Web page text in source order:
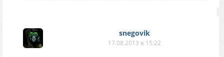
snegovik
17.08.2013 в 15:22